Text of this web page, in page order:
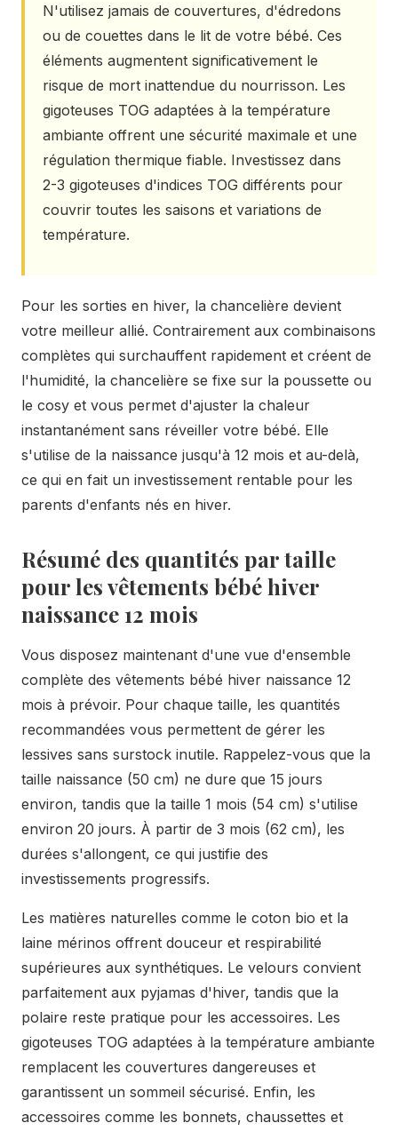
N'utilisez jamais de couvertures, d'édredons
ou de couettes dans le lit de votre bébé. Ces
éléments augmentent significativement le
risque de mort inattendue du nourrisson. Les
gigoteuses TOG adaptées à la température
ambiante offrent une sécurité maximale et une
régulation thermique fiable. Investissez dans
2-3 gigoteuses d'indices TOG différents pour
couvrir toutes les saisons et variations de
température.
Pour les sorties en hiver, la chancelière devient
votre meilleur allié. Contrairement aux combinaisons
complètes qui surchauffent rapidement et créent de
l'humidité, la chancelière se fixe sur la poussette ou
le cosy et vous permet d'ajuster la chaleur
instantanément sans réveiller votre bébé. Elle
s'utilise de la naissance jusqu'à 12 mois et au-delà,
ce qui en fait un investissement rentable pour les
parents d'enfants nés en hiver.
Résumé des quantités par taille
pour les vêtements bébé hiver
naissance 12 mois
Vous disposez maintenant d'une vue d'ensemble
complète des vêtements bébé hiver naissance 12
mois à prévoir. Pour chaque taille, les quantités
recommandées vous permettent de gérer les
lessives sans surstock inutile. Rappelez-vous que la
taille naissance (50 cm) ne dure que 15 jours
environ, tandis que la taille 1 mois (54 cm) s'utilise
environ 20 jours. À partir de 3 mois (62 cm), les
durées s'allongent, ce qui justifie des
investissements progressifs.
Les matières naturelles comme le coton bio et la
laine mérinos offrent douceur et respirabilité
supérieures aux synthétiques. Le velours convient
parfaitement aux pyjamas d'hiver, tandis que la
polaire reste pratique pour les accessoires. Les
gigoteuses TOG adaptées à la température ambiante
remplacent les couvertures dangereuses et
garantissent un sommeil sécurisé. Enfin, les
accessoires comme les bonnets, chaussettes et